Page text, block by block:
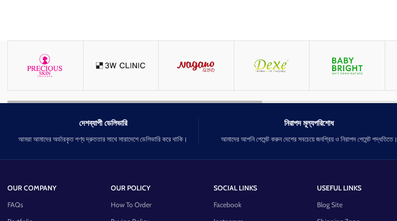
দেশব্যাপী ডেলিভারি
আমরা আমাদের অর্ডারকৃত পণ্য দ্রুততার সাথে সারাদেশে ডেলিভারি করে থাকি।
নিরাপদ মূল্যপরিশোধ
আমাদের আপনি পেমেন্ট করুন দেশের সবচেয়ে জনপ্রিয় ও নিরাপদ পেমেন্ট পদ্ধতিতে।
OUR COMPANY
FAQs
OUR POLICY
How To Order
SOCIAL LINKS
Facebook
USEFUL LINKS
Blog Site